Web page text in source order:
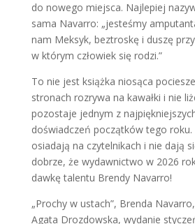
do nowego miejsca. Najlepiej
sama Navarro: „jesteśmy
nam Meksyk, beztroskę i duszę
w którym człowiek się rodzi.”
To nie jest książka niosąca
stronach rozrywa na kawałki i nie
pozostaje jednym z
doświadczeń początków tego roku.
osiadają na czytelnikach i nie dają
dobrze, że wydawnictwo w 2026
dawkę talentu Brendy Navarro!
„Prochy w ustach”, Brenda
Agata Drozdowska, wydanie